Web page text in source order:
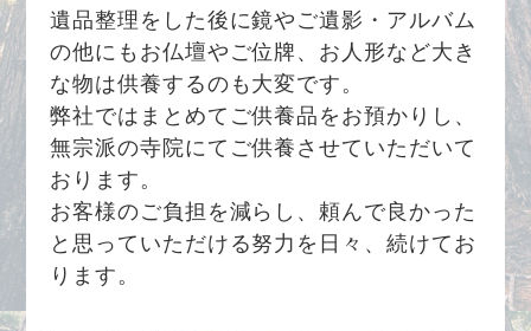
遺品整理をした後に鏡やご遺影・アルバム
の他にもお仏壇やご位牌、お人形など大き
な物は供養するのも大変です。
弊社ではまとめてご供養品をお預かりし、
無宗派の寺院にてご供養させていただいて
おります。
お客様のご負担を減らし、頼んで良かった
と思っていただける努力を日々、続けてお
ります。